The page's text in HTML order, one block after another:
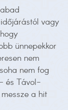
vagy
ünnepekkor
nem
nem fog
és Távol-
a hit